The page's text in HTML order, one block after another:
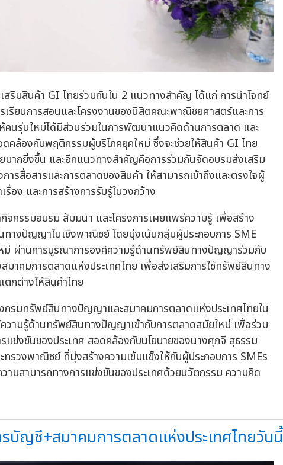
ริมสินค้า GI ไทยร่วมกันใน 2 แนวทางสำคัญ ได้แก่ การนำโจทย์
รียนการสอนและโครงงานของนิสิตคณะพาณิชยศาสตร์และการ
นรุ่นใหม่ได้มีส่วนร่วมในการพัฒนาแนวคิดด้านการตลาด และ
คล้องกับพฤติกรรมผู้บริโภคยุคใหม่ ซึ่งจะช่วยให้สินค้า GI ไทย
มากยิ่งขึ้น และอีกแนวทางสำคัญคือการร่วมกันจัดอบรมส่งเสริม
สื่อสารและการตลาดของสินค้า ให้สามารถเข้าถึงและตรงใจผู้
อง และการสร้างการรับรู้ในวงกว้าง
กรรมอบรม สัมมนา และโครงการเผยแพร่ความรู้ เพื่อสร้าง
นทางปัญญาในเชิงพาณิชย์ โดยมุ่งเน้นกลุ่มผู้ประกอบการ SME
ม่ ผ่านการบูรณาการองค์ความรู้ด้านทรัพย์สินทางปัญญาร่วมกับ
มาคมการตลาดแห่งประเทศไทย เพื่อส่งเสริมการใช้ทรัพย์สินทาง
กต่างให้สินค้าไทย
กรมทรัพย์สินทางปัญญาและสมาคมการตลาดแห่งประเทศไทยใน
วามรู้ด้านทรัพย์สินทางปัญญาเข้ากับการตลาดสมัยใหม่ เพื่อร่วม
ข่งขันของประเทศ สอดคล้องกับนโยบายของนางศุภจี สุธรรม
รวงพาณิชย์ ที่มุ่งสร้างความเข้มแข็งให้กับผู้ประกอบการ SMEs
ามสามารถทางการแข่งขันของประเทศด้วยนวัตกรรม ความคิด
ญชี+สมาคมการตลาดแห่งประเทศไทยวันนี้